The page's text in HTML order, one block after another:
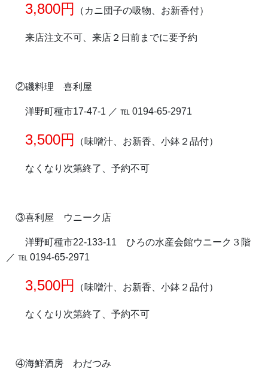
3,800円 （カニ団子の吸物、お新香付）
来店注文不可、来店２日前までに要予約
②磯料理 喜利屋
洋野町種市17-47-1 ／ ℡ 0194-65-2971
3,500円 （味噌汁、お新香、小鉢２品付）
なくなり次第終了、予約不可
③喜利屋 ウニーク店
洋野町種市22-133-11 ひろの水産会館ウニーク３階
／ ℡ 0194-65-2971
3,500円 （味噌汁、お新香、小鉢２品付）
なくなり次第終了、予約不可
④海鮮酒房 わだつみ